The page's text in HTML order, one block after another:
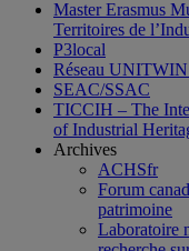
Master Erasmus
Territoires de
P3local
Réseau UNITWIN
SEAC/SSAC
TICCIH – The
of Industrial
Archives
ACHSfr
Forum
patrimoine
Laboratoire